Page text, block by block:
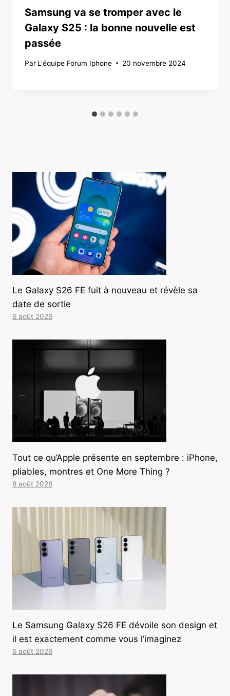
Samsung va se tromper avec le
Galaxy S25 : la bonne nouvelle est
passée
Par L'équipe Forum Iphone 20 novembre 2024
Le Galaxy S26 FE fuit à nouveau et révèle sa
date de sortie
6 août 2026
Tout ce qu’Apple présente en septembre : iPhone,
pliables, montres et One More Thing ?
6 août 2026
Le Samsung Galaxy S26 FE dévoile son design et
il est exactement comme vous l’imaginez
6 août 2026